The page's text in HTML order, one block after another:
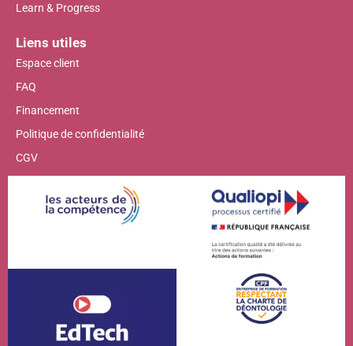
Learn & Progress
Liens utiles
Espace client
FAQ
Financement
Politique de confidentialité
CGV